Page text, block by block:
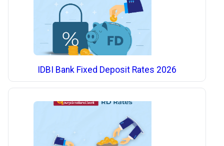
IDBI Bank Fixed Deposit Rates 2026